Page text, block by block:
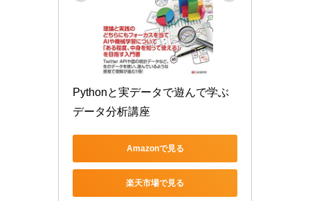
Pythonと実データで遊んで学ぶ
データ分析講座
Amazonで見る
楽天市場で見る